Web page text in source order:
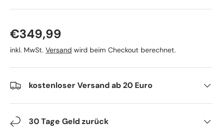
Normaler Preis
€349,99
inkl. MwSt. Versand wird beim Checkout berechnet.
kostenloser Versand ab 20 Euro
30 Tage Geld zurück